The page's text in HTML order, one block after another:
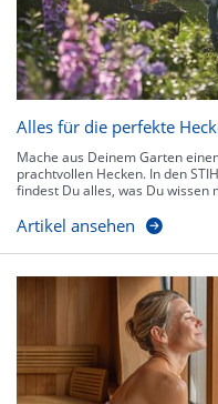
Alles für die perfekte
Mache aus Deinem Garten
prachtvollen Hecken. In den
findest Du alles, was Du wissen
Artikel ansehen